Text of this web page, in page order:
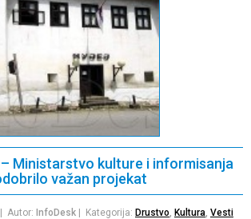
Ministarstvo kulture i informisanja
važan projekat
| Autor: InfoDesk | Kategorija: Drustvo Kultura Vesti